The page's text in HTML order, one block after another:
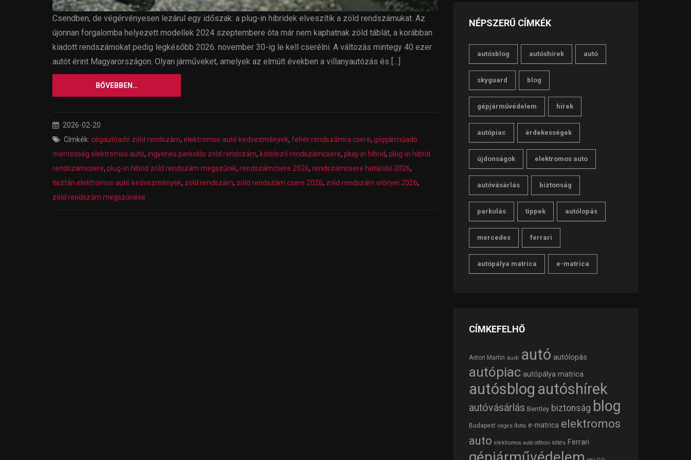
Csendben, de végérvényesen lezárul egy időszak: a plug-in hibridek elveszítik a zöld rendszámukat. Az
újonnan forgalomba helyezett modellek 2024 szeptembere óta már nem kaphatnak zöld táblát, a korábban
kiadott rendszámokat pedig legkésőbb 2026. november 30-ig le kell cserélni. A változás mintegy 40 ezer
autót érint Magyarországon. Olyan járműveket, amelyek az elmúlt években a villanyautózás és […]
BŐVEBBEN…
2026-02-20
Címkék: cégautóadó zöld rendszám, elektromos autó kedvezmények, fehér rendszámra csere, gépjárműadó
mentesség elektromos autó, ingyenes parkolás zöld rendszám, kötelező rendszámcsere, plug-in hibrid, plug-in hibrid
rendszámcsere, plug-in hibrid zöld rendszám megszűnik, rendszámcsere 2026, rendszámcsere határidő 2026,
tisztán elektromos autó kedvezmények, zöld rendszám, zöld rendszám csere 2026, zöld rendszám előnyei 2026,
zöld rendszám megszűnése
NÉPSZERŰ CÍMKÉK
autósblog autóshírek autó
skyguard blog
gépjárművédelem hírek
autópiac érdekességek
újdonságok elektromos auto
autóvásárlás biztonság
parkolás tippek autólopás
mercedes ferrari
autópálya matrica e-matrica
CÍMKEFELHŐ
Aston Martin audi autó autólopás
autópiac autópálya matrica
autósblog autóshírek
autóvásárlás Bentley biztonság blog
Budapest céges flotta e-matrica elektromos
auto elektromos autó otthoni töltés Ferrari